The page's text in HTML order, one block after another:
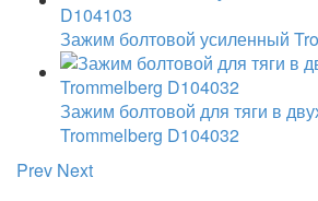
Зажим болтовой усиленный
Зажим болтовой для тяги в
Trommelberg D104032
Prev Next